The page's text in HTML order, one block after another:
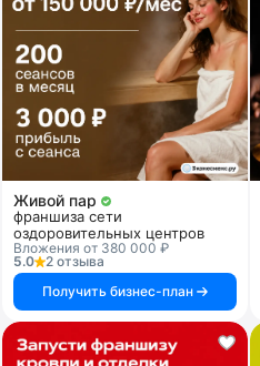
Живой пар
франшиза сети
оздоровительных центров
Вложения от 380 000 ₽
5.0
2 отзыва
Получить бизнес-план